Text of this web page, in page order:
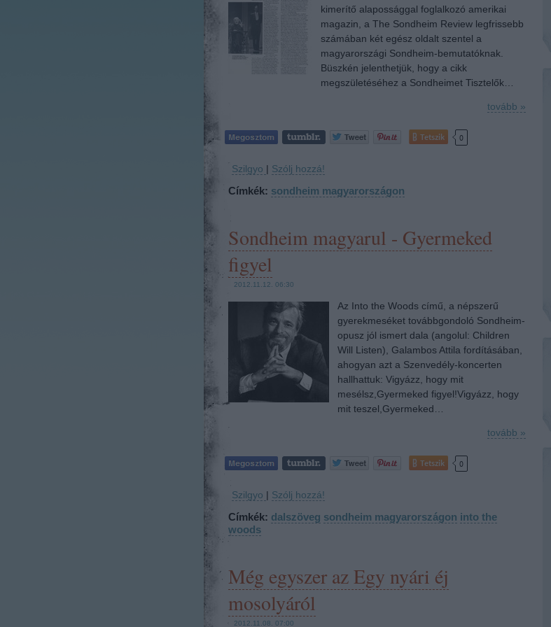
kimerítő alapossággal foglalkozó amerikai
magazin, a The Sondheim Review legfrissebb
számában két egész oldalt szentel a
magyarországi Sondheim-bemutatóknak.
Büszkén jelenthetjük, hogy a cikk
megszületéséhez a Sondheimet Tisztelők…
tovább »
Tetszik 0
Szilgyo | Szólj hozzá!
Címkék: sondheim magyarországon
Sondheim magyarul - Gyermeked
figyel
2012.11.12. 06:30
Az Into the Woods című, a népszerű
gyerekmeséket továbbgondoló Sondheim-
opusz jól ismert dala (angolul: Children
Will Listen), Galambos Attila fordításában,
ahogyan azt a Szenvedély-koncerten
hallhattuk: Vigyázz, hogy mit
mesélsz,Gyermeked figyel!Vigyázz, hogy
mit teszel,Gyermeked…
tovább »
Tetszik 0
Szilgyo | Szólj hozzá!
Címkék: dalszöveg sondheim magyarországon into the
woods
Még egyszer az Egy nyári éj
mosolyáról
2012.11.08. 07:00